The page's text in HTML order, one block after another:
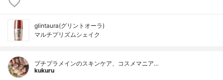
glintaura(グリントオーラ)
マルチプリズムシェイク
プチプラメインのスキンケア、コスメマニア…
kukuru